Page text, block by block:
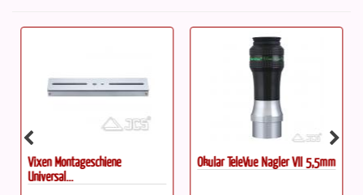
Vixen Montageschiene
Universal...
Okular TeleVue Nagler VII 5,5mm